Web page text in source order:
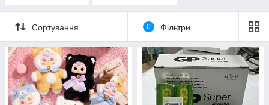
Сортування 0 Фільтри